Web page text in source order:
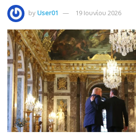
byUser01 19 Ιουνίου 2026